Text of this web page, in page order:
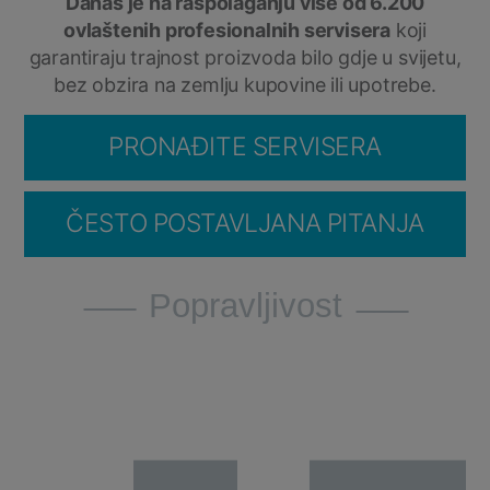
ovlaštenih profesionalnih servisera koji
garantiraju trajnost proizvoda bilo gdje u svijetu,
bez obzira na zemlju kupovine ili upotrebe.
PRONAĐITE SERVISERA
ČESTO POSTAVLJANA PITANJA
Popravljivost